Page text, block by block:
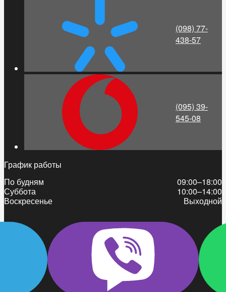
(098) 77-
438-57
(095) 39-
545-08
График работы
По будням
09:00–18:00
Суббота
10:00–14:00
Воскресенье
Выходной